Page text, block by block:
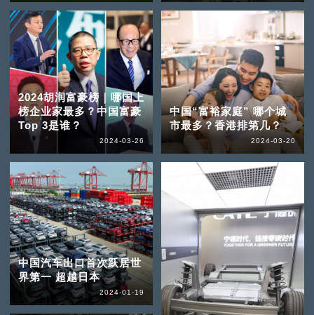
2024胡润富豪榜｜哪国上
榜企业家最多？中国富豪
Top 3是谁？
2024-03-26
中国“富裕家庭” 哪个城
市最多？香港排第几？
2024-03-20
中国汽车出口首次跃居世
界第一 超越日本
2024-01-19